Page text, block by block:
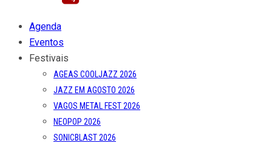
Agenda
Eventos
Festivais
AGEAS COOLJAZZ 2026
JAZZ EM AGOSTO 2026
VAGOS METAL FEST 2026
NEOPOP 2026
SONICBLAST 2026